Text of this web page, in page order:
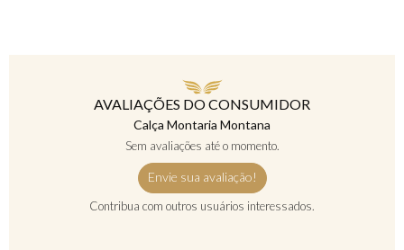
AVALIAÇÕES DO CONSUMIDOR
Calça Montaria Montana
Sem avaliações até o momento.
Envie sua avaliação!
Contribua com outros usuários interessados.